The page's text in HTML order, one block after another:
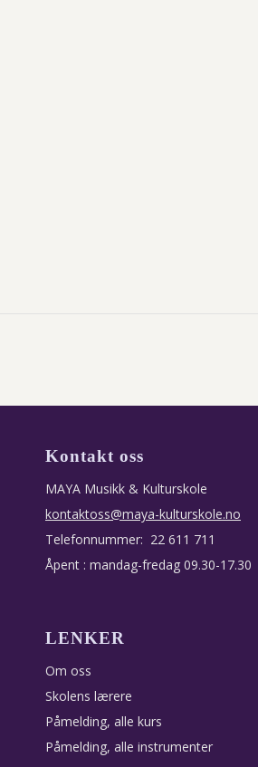
Kontakt oss
MAYA Musikk & Kulturskole
kontaktoss@maya-kulturskole.no
Telefonnummer: 22 611 711
Åpent : mandag-fredag 09.30-17.30
LENKER
Om oss
Skolens lærere
Påmelding, alle kurs
Påmelding, alle instrumenter